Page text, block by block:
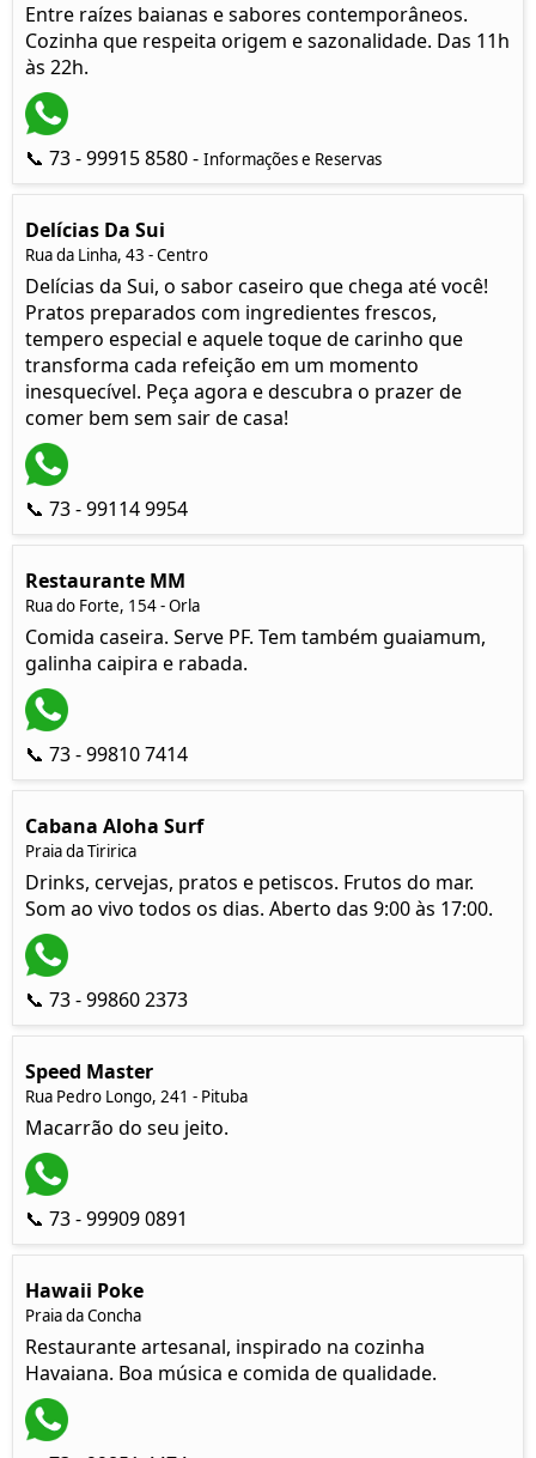
Entre raízes baianas e sabores contemporâneos.
Cozinha que respeita origem e sazonalidade. Das 11h
às 22h.
📞 73 - 99915 8580 - Informações e Reservas
Delícias Da Sui
Rua da Linha, 43 - Centro
Delícias da Sui, o sabor caseiro que chega até você!
Pratos preparados com ingredientes frescos,
tempero especial e aquele toque de carinho que
transforma cada refeição em um momento
inesquecível. Peça agora e descubra o prazer de
comer bem sem sair de casa!
📞 73 - 99114 9954
Restaurante MM
Rua do Forte, 154 - Orla
Comida caseira. Serve PF. Tem também guaiamum,
galinha caipira e rabada.
📞 73 - 99810 7414
Cabana Aloha Surf
Praia da Tiririca
Drinks, cervejas, pratos e petiscos. Frutos do mar.
Som ao vivo todos os dias. Aberto das 9:00 às 17:00.
📞 73 - 99860 2373
Speed Master
Rua Pedro Longo, 241 - Pituba
Macarrão do seu jeito.
📞 73 - 99909 0891
Hawaii Poke
Praia da Concha
Restaurante artesanal, inspirado na cozinha
Havaiana. Boa música e comida de qualidade.